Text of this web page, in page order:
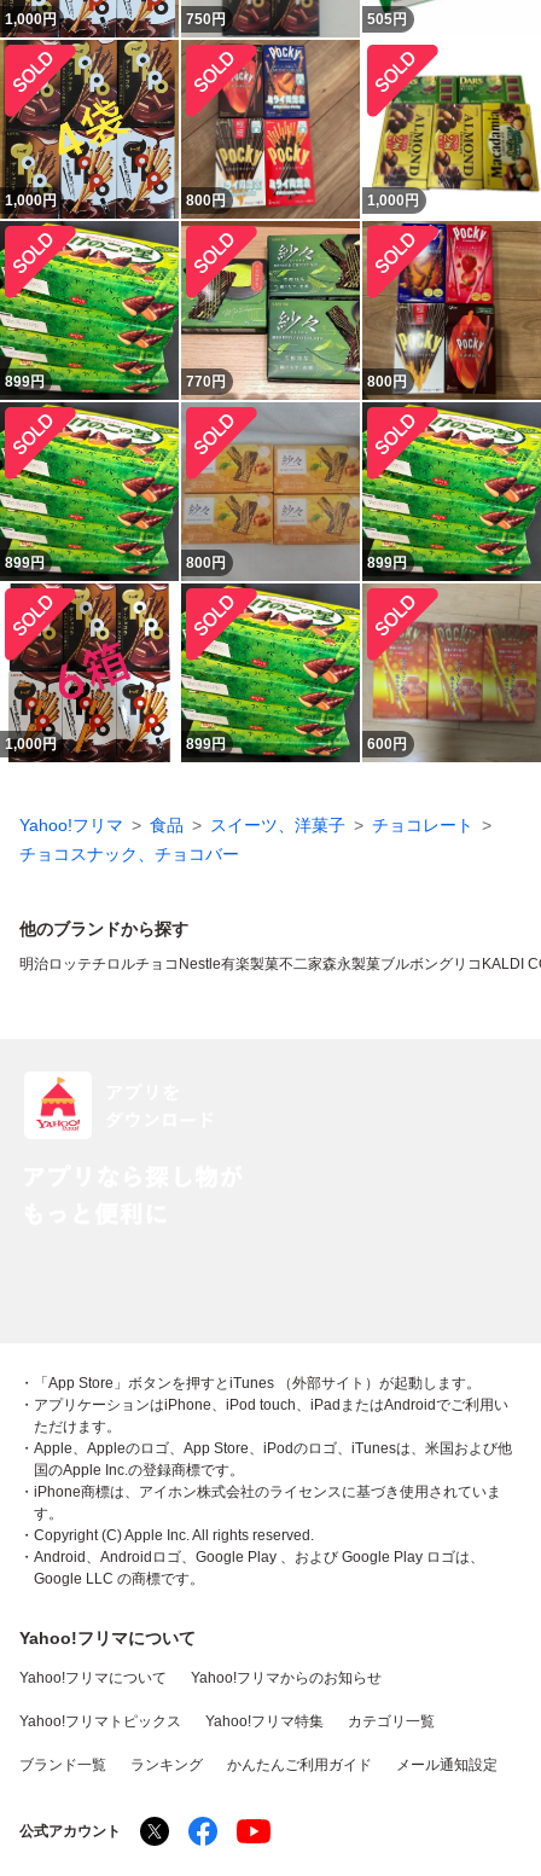
1,000円 750円 505円
1,000円 800円 1,000 円
899円 770円 800円
899円 800円 899円
1,000円 899円 600円
Yahoo!フリマ 食品 スイーツ、洋菓子
チョコレート
チョコスナック、チョコバー
他のブランドから探す
明治ロッテチロルチョコ Nestle有楽製菓不二家森永製菓ブルボングリコ KALDI
・「App Store」ボタンを押すとiTunes （外部サイト）が起動します。
・アプリケーションはiPhone、iPod touch、iPadまたはAndroidでご利用い
ただけます。
・Apple、Appleのロゴ、App Store、iPodのロゴ、iTunesは、米国および他
国のApple Inc.の登録商標です。
・iPhone商標は、アイホン株式会社のライセンスに基づき使用されていま
す。
・Copyright (C) Apple Inc. All rights reserved.
・Android、Androidロゴ、Google Play 、および Google Play ロゴは、
Google LLC の商標です。
Yahoo!フリマについて
Yahoo!フリマについて Yahoo!フリマからのお知らせ
Yahoo!フリマトピックス Yahoo!フリマ特集 カテゴリ一覧
ブランド一覧 ランキング かんたんご利用ガイド メール通知設定
公式アカウント